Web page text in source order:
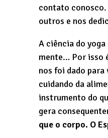
contato conosco.
outros e nos
A ciência do
mente… Por isso
nos foi dado
cuidando da
instrumento do
gera
que o corpo. O